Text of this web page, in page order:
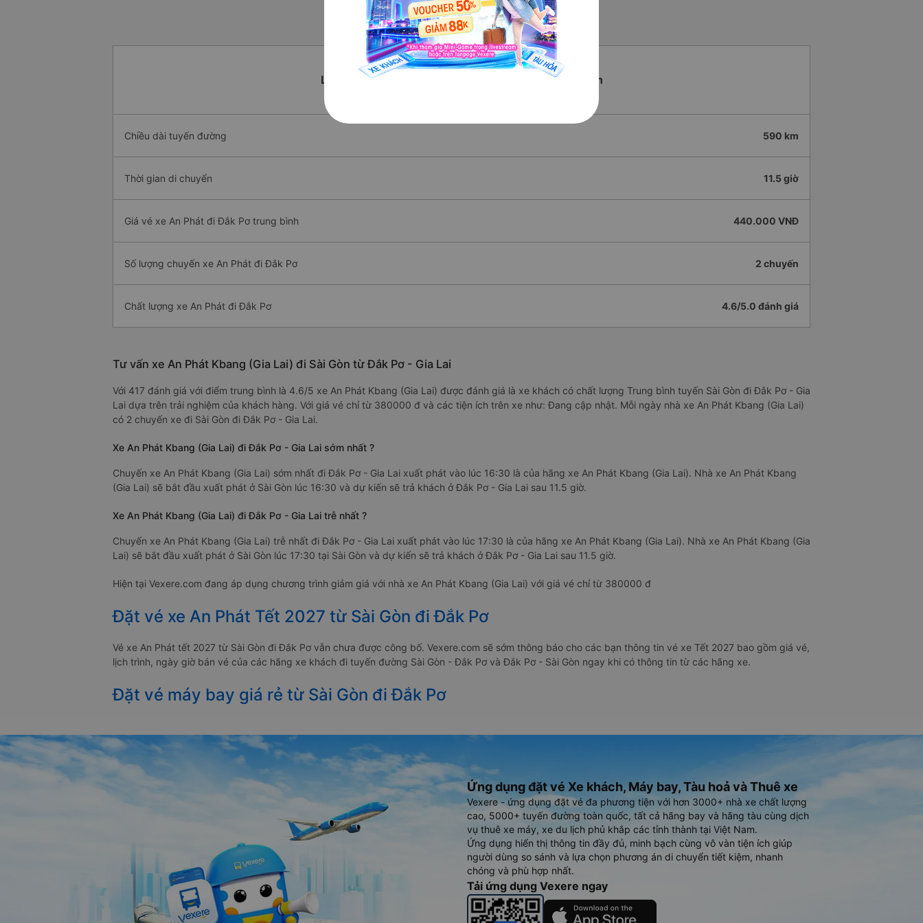
Lịch trình chi tiết các xe An Phát Đi Đắk Pơ từ Sài Gòn
Chiều dài tuyến đường 590 km
Thời gian di chuyển 11.5 giờ
Giá vé xe An Phát đi Đắk Pơ trung bình 440.000 VNĐ
Số lượng chuyến xe An Phát đi Đắk Pơ 2 chuyến
Chất lượng xe An Phát đi Đắk Pơ 4.6/5.0 đánh giá
Tư vấn xe An Phát Kbang (Gia Lai) đi Sài Gòn từ Đắk Pơ - Gia Lai
Với 417 đánh giá với điểm trung bình là 4.6/5 xe An Phát Kbang (Gia Lai) được đánh giá là xe khách có chất lượng Trung bình tuyến Sài Gòn đi Đắk Pơ - Gia
Lai dựa trên trải nghiệm của khách hàng. Với giá vé chỉ từ 380000 đ và các tiện ích trên xe như: Đang cập nhật. Mỗi ngày nhà xe An Phát Kbang (Gia Lai)
có 2 chuyến xe đi Sài Gòn đi Đắk Pơ - Gia Lai.
Xe An Phát Kbang (Gia Lai) đi Đắk Pơ - Gia Lai sớm nhất ?
Chuyến xe An Phát Kbang (Gia Lai) sớm nhất đi Đắk Pơ - Gia Lai xuất phát vào lúc 16:30 là của hãng xe An Phát Kbang (Gia Lai). Nhà xe An Phát Kbang
(Gia Lai) sẽ bắt đầu xuất phát ở Sài Gòn lúc 16:30 và dự kiến sẽ trả khách ở Đắk Pơ - Gia Lai sau 11.5 giờ.
Xe An Phát Kbang (Gia Lai) đi Đắk Pơ - Gia Lai trễ nhất ?
Chuyến xe An Phát Kbang (Gia Lai) trễ nhất đi Đắk Pơ - Gia Lai xuất phát vào lúc 17:30 là của hãng xe An Phát Kbang (Gia Lai). Nhà xe An Phát Kbang (Gia
Lai) sẽ bắt đầu xuất phát ở Sài Gòn lúc 17:30 tại Sài Gòn và dự kiến sẽ trả khách ở Đắk Pơ - Gia Lai sau 11.5 giờ.
Hiện tại Vexere.com đang áp dụng chương trình giảm giá với nhà xe An Phát Kbang (Gia Lai) với giá vé chỉ từ 380000 đ
Đặt vé xe An Phát Tết 2027 từ Sài Gòn đi Đắk Pơ
Vé xe An Phát tết 2027 từ Sài Gòn đi Đắk Pơ vẫn chưa được công bố. Vexere.com sẽ sớm thông báo cho các bạn thông tin vé xe Tết 2027 bao gồm giá vé,
lịch trình, ngày giờ bán vé của các hãng xe khách đi tuyến đường Sài Gòn - Đắk Pơ và Đắk Pơ - Sài Gòn ngay khi có thông tin từ các hãng xe.
Đặt vé máy bay giá rẻ từ Sài Gòn đi Đắk Pơ
Ứng dụng đặt vé Xe khách, Máy bay, Tàu hoả và Thuê xe
Vexere - ứng dụng đặt vé đa phương tiện với hơn 3000+ nhà xe chất lượng
cao, 5000+ tuyến đường toàn quốc, tất cả hãng bay và hãng tàu cùng dịch
vụ thuê xe máy, xe du lịch phủ khắp các tỉnh thành tại Việt Nam.
Ứng dụng hiển thị thông tin đầy đủ, minh bạch cùng vô vàn tiện ích giúp
người dùng so sánh và lựa chọn phương án di chuyển tiết kiệm, nhanh
chóng và phù hợp nhất.
Tải ứng dụng Vexere ngay